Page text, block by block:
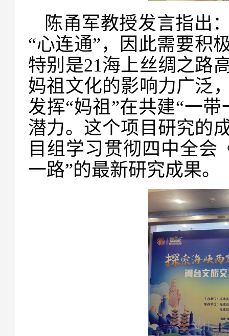
陈甬军教授发言指出
“心连通”，因此需要积
特别是21海上丝绸之路
妈祖文化的影响力广泛
发挥“妈祖”在共建“一
潜力。这个项目研究的
目组学习贯彻四中全会
一路”的最新研究成果。